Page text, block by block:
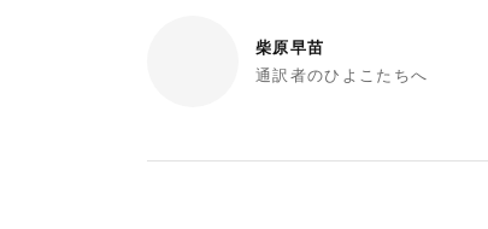
柴原早苗
通訳者のひよこたちへ